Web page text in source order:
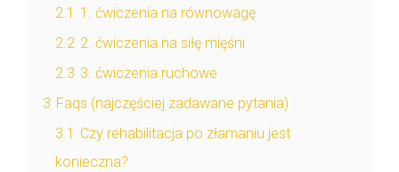
2.1 1. ćwiczenia na równowagę
2.2 2. ćwiczenia na siłę mięśni
2.3 3. ćwiczenia ruchowe
3 Faqs (najczęściej zadawane pytania)
3.1 Czy rehabilitacja po złamaniu jest
konieczna?